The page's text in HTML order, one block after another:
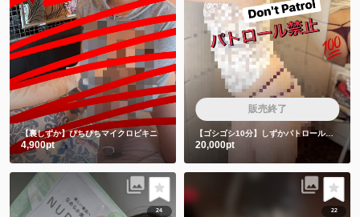
【裏しずか】ぴちぴちマイクロビキニ
4,900pt
販売終了
【ゴシゴシ10分】しずかパトロール隊は絶対みちゃダメです🙅
20,000pt
24 22